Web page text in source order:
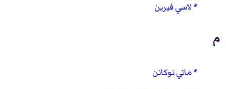
لاسي فيرين
م
ماتي نوكانن